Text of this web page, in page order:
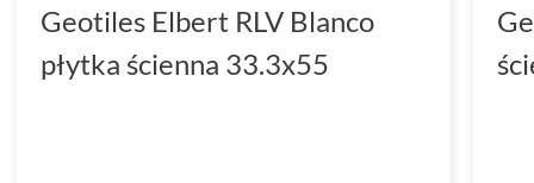
Geotiles Elbert RLV Blanco
płytka ścienna 33.3x55